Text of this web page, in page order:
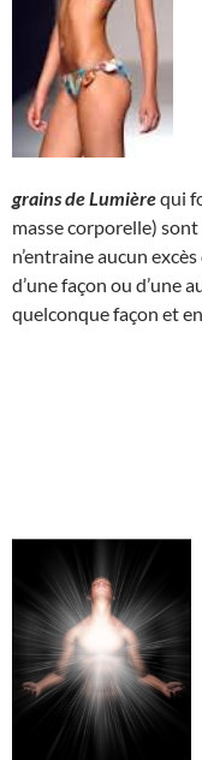
grains de Lumièrequi
masse corporelle)
n’entraine aucun
d’une façon ou d’une
quelconque façon et